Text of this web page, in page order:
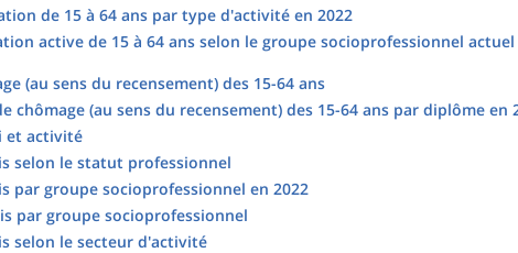
de 15 à 64 ans par type d'activité en 2022
active de 15 à 64 ans selon le groupe socioprofessionnel
(au sens du recensement) des 15-64 ans
chômage (au sens du recensement) des 15-64 ans par diplôme en
et activité
selon le statut professionnel
par groupe socioprofessionnel en 2022
par groupe socioprofessionnel
selon le secteur d'activité